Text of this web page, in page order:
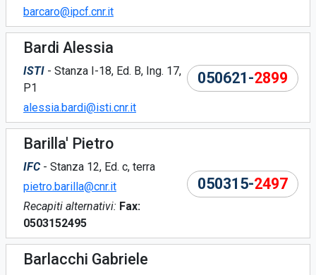
barcaro@ipcf.cnr.it
Bardi Alessia
ISTI - Stanza I-18, Ed. B, Ing. 17,
P1
alessia.bardi@isti.cnr.it
050621-2899
Barilla' Pietro
IFC- Stanza 12, Ed. c, terra
pietro.barilla@cnr.it
Recapiti alternativi: Fax:
0503152495
050315-2497
Barlacchi Gabriele